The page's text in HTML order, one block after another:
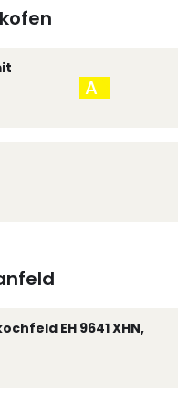
A
EH 9641 XHN,